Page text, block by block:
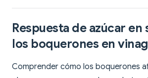
Respuesta de azúcar en
los boquerones en
Comprender cómo los boquerones